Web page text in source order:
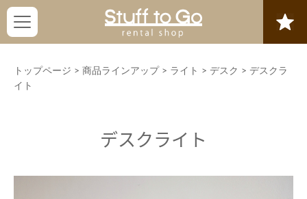
トップページ > 商品ラインアップ > ライト > デスク > デスクラ
イト
デスクライト